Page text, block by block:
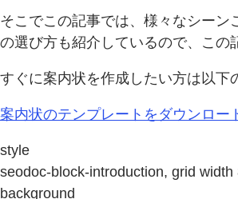
そこでこの記事では、様々なシー
の選び方も紹介しているので、この
すぐに案内状を作成したい方は以下
案内状のテンプレートをダウンロー
style
seodoc-block-introduction, grid width
background